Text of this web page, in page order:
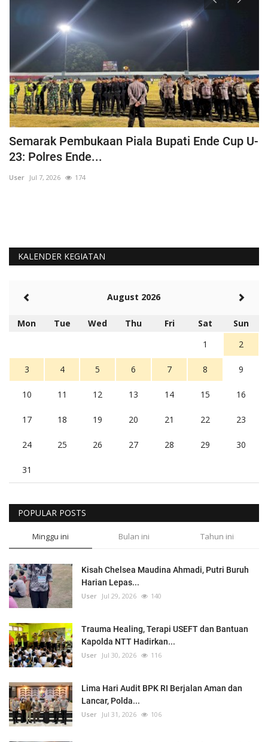
Semarak Pembukaan Piala Bupati Ende Cup U-
23: Polres Ende...
User Jul 7, 2026 174
KALENDER KEGIATAN
August 2026
Mon Tue Wed Thu Fri Sat
Sun
1
2
3 4 5 6 7 8 9
10 11 12 13 14 15 16
17 18 19 20 21 22 23
24 25 26 27 28 29 30
31
POPULAR POSTS
Minggu ini Bulan ini Tahun ini
Kisah Chelsea Maudina Ahmadi, Putri Buruh
Harian Lepas...
User Jul 29, 2026 140
Trauma Healing, Terapi USEFT dan Bantuan
Kapolda NTT Hadirkan...
User Jul 30, 2026 116
Lima Hari Audit BPK RI Berjalan Aman dan
Lancar, Polda...
User Jul 31, 2026 106